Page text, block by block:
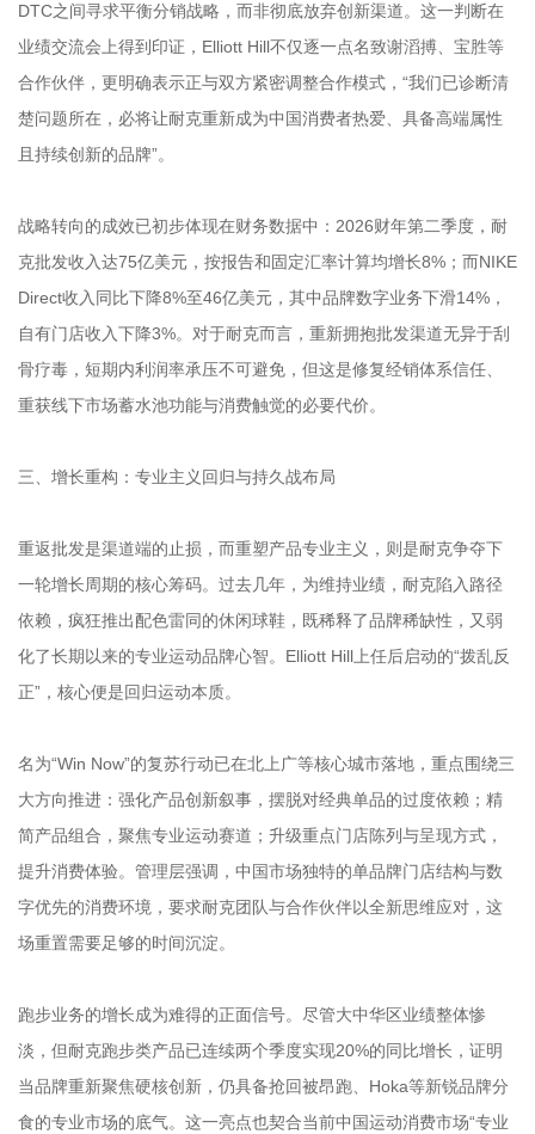
DTC之间寻求平衡分销战略，而非彻底放弃创新渠道。这一判断在
业绩交流会上得到印证，Elliott Hill不仅逐一点名致谢滔搏、宝胜等
合作伙伴，更明确表示正与双方紧密调整合作模式，“我们已诊断清
楚问题所在，必将让耐克重新成为中国消费者热爱、具备高端属性
且持续创新的品牌”。
战略转向的成效已初步体现在财务数据中：2026财年第二季度，耐
克批发收入达75亿美元，按报告和固定汇率计算均增长8%；而NIKE
Direct收入同比下降8%至46亿美元，其中品牌数字业务下滑14%，
自有门店收入下降3%。对于耐克而言，重新拥抱批发渠道无异于刮
骨疗毒，短期内利润率承压不可避免，但这是修复经销体系信任、
重获线下市场蓄水池功能与消费触觉的必要代价。
三、增长重构：专业主义回归与持久战布局
重返批发是渠道端的止损，而重塑产品专业主义，则是耐克争夺下
一轮增长周期的核心筹码。过去几年，为维持业绩，耐克陷入路径
依赖，疯狂推出配色雷同的休闲球鞋，既稀释了品牌稀缺性，又弱
化了长期以来的专业运动品牌心智。Elliott Hill上任后启动的“拨乱反
正”，核心便是回归运动本质。
名为“Win Now”的复苏行动已在北上广等核心城市落地，重点围绕三
大方向推进：强化产品创新叙事，摆脱对经典单品的过度依赖；精
简产品组合，聚焦专业运动赛道；升级重点门店陈列与呈现方式，
提升消费体验。管理层强调，中国市场独特的单品牌门店结构与数
字优先的消费环境，要求耐克团队与合作伙伴以全新思维应对，这
场重置需要足够的时间沉淀。
跑步业务的增长成为难得的正面信号。尽管大中华区业绩整体惨
淡，但耐克跑步类产品已连续两个季度实现20%的同比增长，证明
当品牌重新聚焦硬核创新，仍具备抢回被昂跑、Hoka等新锐品牌分
食的专业市场的底气。这一亮点也契合当前中国运动消费市场“专业